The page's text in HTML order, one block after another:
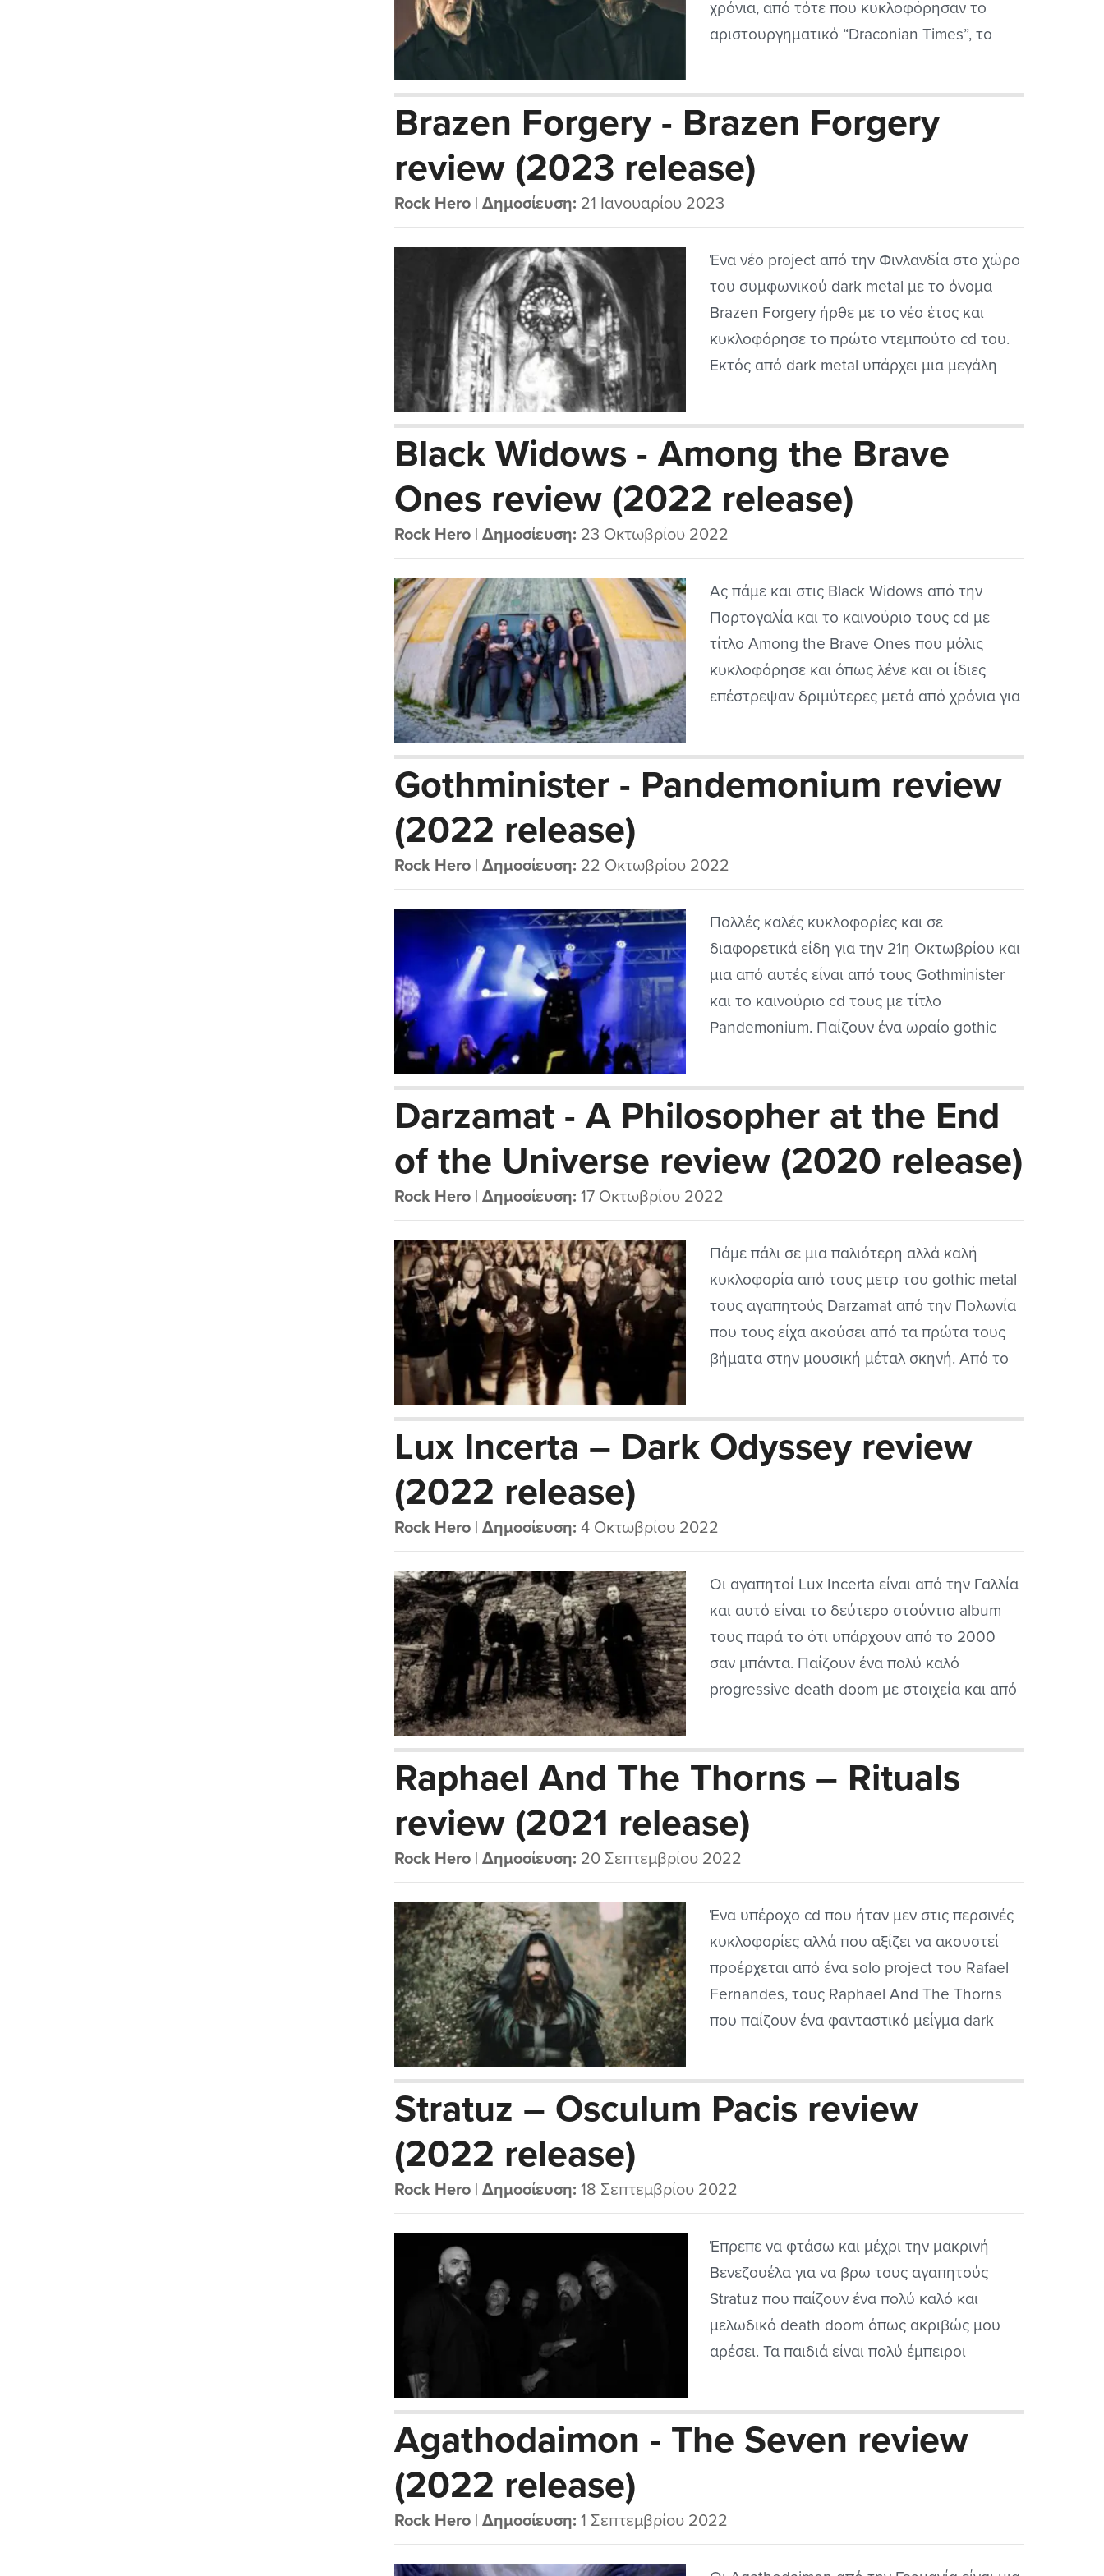
χρόνια, από τότε που κυκλοφόρησαν το
αριστουργηματικό “Draconian Times”, το
Brazen Forgery - Brazen Forgery
review (2023 release)
Rock Hero |Δημοσίευση: 21 Ιανουαρίου 2023
Ένα νέο project από την Φινλανδία στο χώρο
του συμφωνικού dark metal με το όνομα
Brazen Forgery ήρθε με το νέο έτος και
κυκλοφόρησε το πρώτο ντεμπούτο cd του.
Εκτός από dark metal υπάρχει μια μεγάλη
καταφέρνει εξαρτάται και από τα γούστα...
Black Widows - Among the Brave
Ones review (2022 release)
Rock Hero |Δημοσίευση: 23 Οκτωβρίου 2022
Ας πάμε και στις Black Widows από την
Πορτογαλία και το καινούριο τους cd με
τίτλο Among the Brave Ones που μόλις
κυκλοφόρησε και όπως λένε και οι ίδιες
επέστρεψαν δριμύτερες μετά από χρόνια για
βάλανε στο επίσημο facebook τους, δηλαδή
υπάρχει ένα...
Gothminister - Pandemonium review
(2022 release)
Rock Hero |Δημοσίευση: 22 Οκτωβρίου 2022
Πολλές καλές κυκλοφορίες και σε
διαφορετικά είδη για την 21η Οκτωβρίου και
μια από αυτές είναι από τους Gothminister
και το καινούριο cd τους με τίτλο
Pandemonium. Παίζουν ένα ωραίο gothic
παιδιά είναι από την Νορβηγία έχουν την
επιρροές τους στην...
Darzamat - A Philosopher at the End
of the Universe review (2020 release)
Rock Hero |Δημοσίευση: 17 Οκτωβρίου 2022
Πάμε πάλι σε μια παλιότερη αλλά καλή
κυκλοφορία από τους μετρ του gothic metal
τους αγαπητούς Darzamat από την Πολωνία
που τους είχα ακούσει από τα πρώτα τους
βήματα στην μουσική μέταλ σκηνή. Από το
πολύ έμπειρη μπάντα και από...
Lux Incerta – Dark Odyssey review
(2022 release)
Rock Hero |Δημοσίευση: 4 Οκτωβρίου 2022
Οι αγαπητοί Lux Incerta είναι από την Γαλλία
και αυτό είναι το δεύτερο στούντιο album
τους παρά το ότι υπάρχουν από το 2000
σαν μπάντα. Παίζουν ένα πολύ καλό
progressive death doom με στοιχεία και από
Moonspell doom στο σκοτεινό τους...
Raphael And The Thorns – Rituals
review (2021 release)
Rock Hero |Δημοσίευση: 20 Σεπτεμβρίου 2022
Ένα υπέροχο cd που ήταν μεν στις περσινές
κυκλοφορίες αλλά που αξίζει να ακουστεί
προέρχεται από ένα solo project του Rafael
Fernandes, τους Raphael And The Thorns
που παίζουν ένα φανταστικό μείγμα dark
των αγαπημένων Moonspell αλλά και των
Glasya και αυτό...
Stratuz – Osculum Pacis review
(2022 release)
Rock Hero |Δημοσίευση: 18 Σεπτεμβρίου 2022
Έπρεπε να φτάσω και μέχρι την μακρινή
Βενεζουέλα για να βρω τους αγαπητούς
Stratuz που παίζουν ένα πολύ καλό και
μελωδικό death doom όπως ακριβώς μου
αρέσει. Τα παιδιά είναι πολύ έμπειροι
πίστευα στην αρχή ότι είναι τόσο έμπειροι...
Agathodaimon - The Seven review
(2022 release)
Rock Hero |Δημοσίευση: 1 Σεπτεμβρίου 2022